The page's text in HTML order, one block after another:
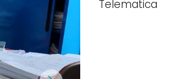
Telematica